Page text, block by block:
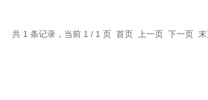
共 1 条记录，当前 1 / 1 页 首页 上一页 下一页